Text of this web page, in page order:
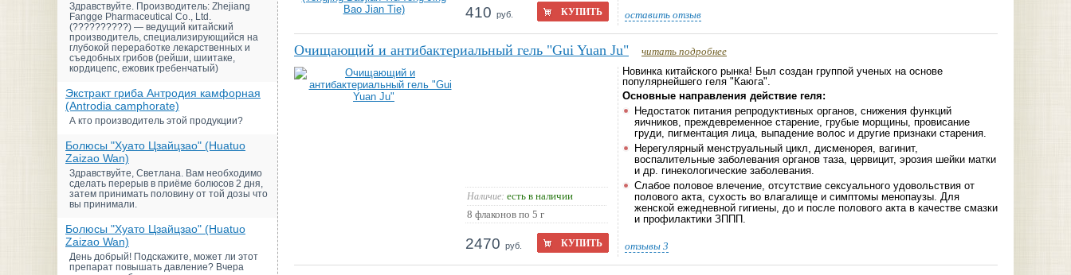
Здравствуйте. Производитель: Zhejiang
Fangge Pharmaceutical Co., Ltd.
(??????????) — ведущий китайский
производитель, специализирующийся на
глубокой переработке лекарственных и
съедобных грибов (рейши, шиитаке,
кордицепс, ежовик гребенчатый)
Экстракт гриба Антродия камфорная
(Antrodia camphorate)
А кто производитель этой продукции?
Болюсы "Хуато Цзайцзао" (Huatuo
Zaizao Wan)
Здравствуйте, Светлана. Вам необходимо
сделать перерыв в приёме болюсов 2 дня,
затем принимать половину от той дозы что
вы принимали.
Болюсы "Хуато Цзайцзао" (Huatuo
Zaizao Wan)
День добрый! Подскажите, может ли этот
препарат повышать давление? Вчера
410 руб. КУПИТЬ оставить отзыв
Очищающий и антибактериальный гель "Gui Yuan Ju" читать подробнее
Наличие: есть в наличии
8 флаконов по 5 г
2470 руб. КУПИТЬ
Новинка китайского рынка! Был создан группой ученых на основе
популярнейшего геля "Каюга".
Основные направления действие геля:
Недостаток питания репродуктивных органов, снижения функций
яичников, преждевременное старение, грубые морщины, провисание
груди, пигментация лица, выпадение волос и другие признаки старения.
Нерегулярный менструальный цикл, дисменорея, вагинит,
воспалительные заболевания органов таза, цервицит, эрозия шейки матки
и др. гинекологические заболевания.
Слабое половое влечение, отсутствие сексуального удовольствия от
полового акта, сухость во влагалище и симптомы менопаузы. Для
женской ежедневной гигиены, до и после полового акта в качестве смазки
и профилактики ЗППП.
отзывы 3